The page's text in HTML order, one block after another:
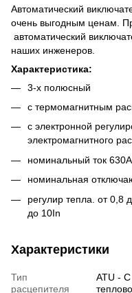
Автоматический
очень выгодным ценам.
автоматический
наших инженеров.
Характеристика:
3-х полюсный
с термомагнитным
c электронной
электромагнитного
номинальный ток 630A
номинальная
регулир тепла. от 0,8
до 10In
Характеристики
Тип
расцепителя
ATU -